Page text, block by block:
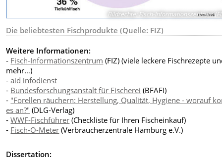
Bildrechte: Fisch-Informationszentrum
Die beliebtesten Fischprodukte (Quelle: FIZ)
Weitere Informationen:
- Fisch-Informationszentrum (FIZ) (viele leckere Fischrezepte
mehr…)
-aid infodienst
- Bundesforschungsanstalt für Fischerei (BFAFI)
- "Forellen räuchern: Herstellung, Qualität, Hygiene - worauf
es an?" (DLG-Verlag)
-WWF-Fischführer (Checkliste für Ihren Fischeinkauf)
- Fisch-O-Meter (Verbraucherzentrale Hamburg e.V.)
Dissertation: